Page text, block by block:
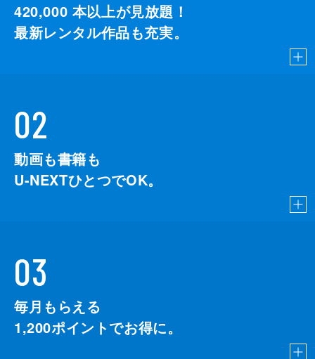
420,000 本以上が見放題！
最新レンタル作品も充実。
02
動画も書籍も
U-NEXTひとつでOK。
03
毎月もらえる
1,200ポイントでお得に。